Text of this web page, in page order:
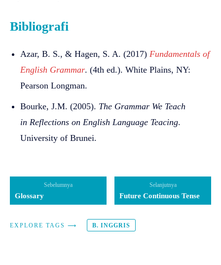
Bibliografi
Azar, B. S., & Hagen, S. A. (2017) Fundamentals of
English Grammar. (4th ed.). White Plains, NY:
Pearson Longman.
Bourke, J.M. (2005). The Grammar We Teach
in Reflections on English Language Teacing.
University of Brunei.
Sebelumnya
Glossary
Selanjutnya
Future Continuous Tense
EXPLORE TAGS ⟶ B. INGGRIS